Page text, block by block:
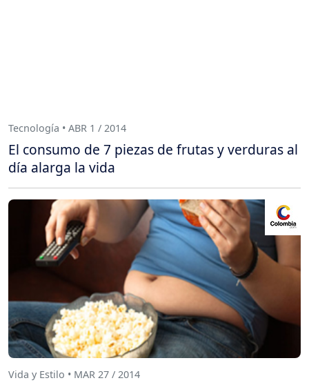
Tecnología • ABR 1 / 2014
El consumo de 7 piezas de frutas y verduras al
día alarga la vida
Vida y Estilo • MAR 27 / 2014